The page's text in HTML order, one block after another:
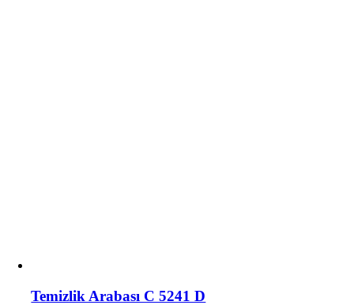
Temizlik Arabası C 5241 D